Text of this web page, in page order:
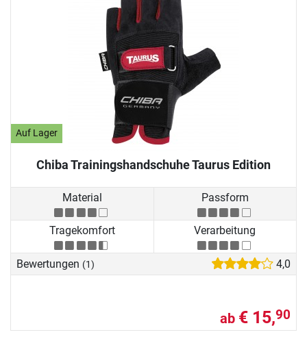
Auf Lager
Chiba Trainingshandschuhe Taurus Edition
Material Passform
Tragekomfort Verarbeitung
Bewertungen (1) 4,0
ab € 15,90